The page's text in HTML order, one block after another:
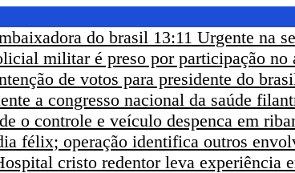
do brasil 13:11 Urgente na
militar é preso por participação no
de votos para presidente do
a congresso nacional da saúde
o controle e veículo despenca em
félix; operação identifica outros
cristo redentor leva experiência